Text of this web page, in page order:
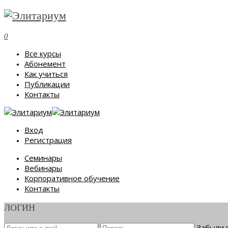
0
Все курсы
Абонемент
Как учиться
Публикации
Контакты
Вход
Регистрация
Семинары
Вебинары
Корпоративное обучение
Контакты
ЛОГИН